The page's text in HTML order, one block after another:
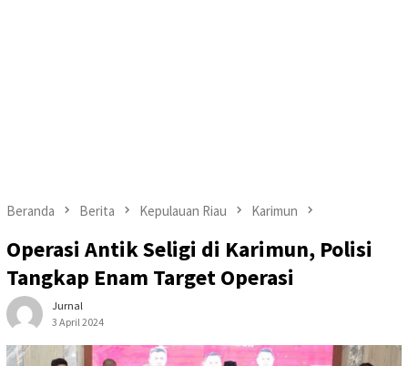
Beranda Berita Kepulauan Riau Karimun
Operasi Antik Seligi di Karimun, Polisi
Tangkap Enam Target Operasi
Jurnal
3 April 2024